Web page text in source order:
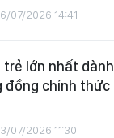
07/2026 14:41
trẻ lớn nhất dành
đồng chính thức
07/2026 11:30